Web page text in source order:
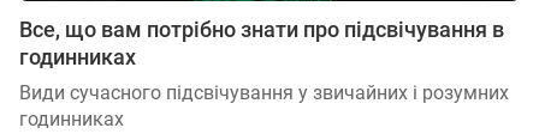
Все, що вам потрібно знати про підсвічування в
годинниках
Види сучасного підсвічування у звичайних і розумних
годинниках